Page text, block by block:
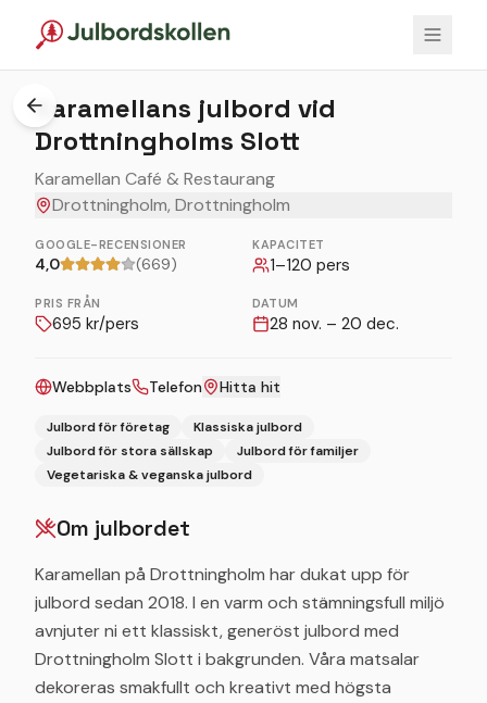
1/
Karamellans julbord vid
Drottningholms Slott
Karamellan Café & Restaurang
Drottningholm, Drottningholm
GOOGLE-RECENSIONER
4,0 (669)
KAPACITET
1–120 pers
PRIS FRÅN
695 kr/pers
DATUM
28 nov. – 20 dec.
Webbplats Telefon Hitta hit
Julbord för företag
Klassiska julbord
Julbord för stora sällskap
Julbord för familjer
Vegetariska & veganska julbord
Om julbordet
Karamellan på Drottningholm har dukat upp för
julbord sedan 2018. I en varm och stämningsfull miljö
avnjuter ni ett klassiskt, generöst julbord med
Drottningholm Slott i bakgrunden. Våra matsalar
dekoreras smakfullt och kreativt med högsta